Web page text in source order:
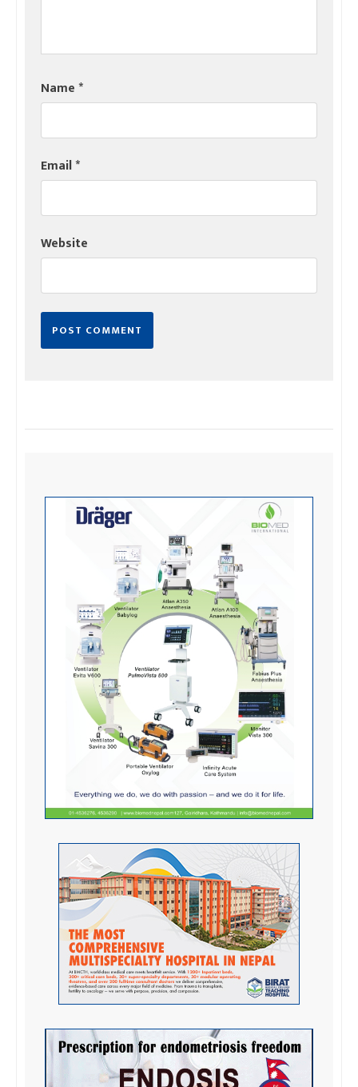
Name*
Email*
Website